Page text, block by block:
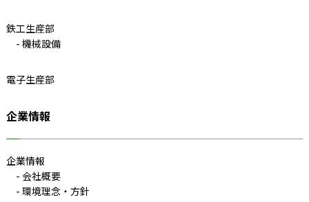
鉄工生産部
機械設備
電子生産部
企業情報
企業情報
会社概要
環境理念・方針